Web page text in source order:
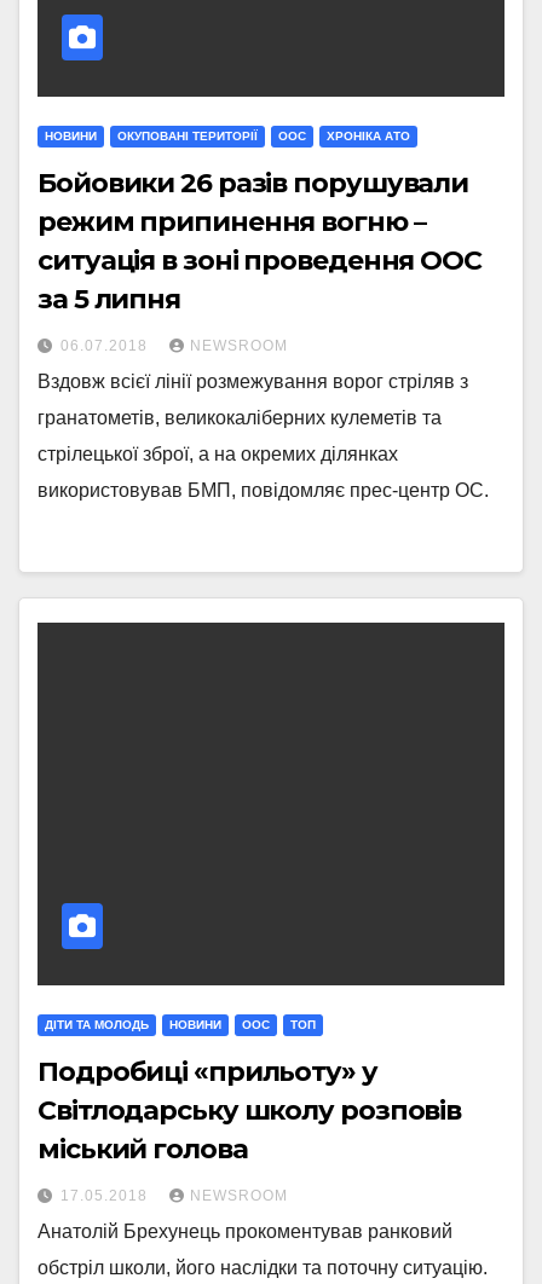
НОВИНИ ОКУПОВАНІ ТЕРИТОРІЇ ООС ХРОНІКА АТО
Бойовики 26 разів порушували
режим припинення вогню –
ситуація в зоні проведення ООС
за 5 липня
06.07.2018 NEWSROOM
Вздовж всієї лінії розмежування ворог стріляв з
гранатометів, великокаліберних кулеметів та
стрілецької зброї, а на окремих ділянках
використовував БМП, повідомляє прес-центр ОС.
ДІТИ ТА МОЛОДЬ НОВИНИ ООС ТОП
Подробиці «прильоту» у
Світлодарську школу розповів
міський голова
17.05.2018 NEWSROOM
Анатолій Брехунець прокоментував ранковий
обстріл школи, його наслідки та поточну ситуацію.